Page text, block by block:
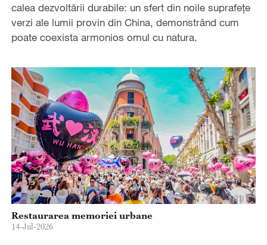
calea dezvoltării durabile: un sfert din noile suprafețe
verzi ale lumii provin din China, demonstrând cum
poate coexista armonios omul cu natura.
Restaurarea memoriei urbane
14-Jul-2026